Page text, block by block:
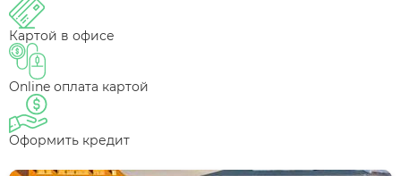
Картой в офисе
Online оплата картой
Оформить кредит